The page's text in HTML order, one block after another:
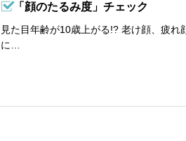
「顔のたるみ度」チェック
見た目年齢が10歳上がる!? 老け顔、疲れ
に…